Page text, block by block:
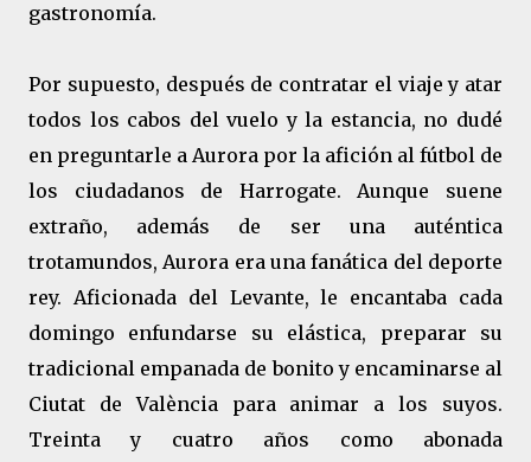
gastronomía.
Por supuesto, después de contratar el viaje y atar
todos los cabos del vuelo y la estancia, no dudé
en preguntarle a Aurora por la afición al fútbol de
los ciudadanos de Harrogate. Aunque suene
extraño, además de ser una auténtica
trotamundos, Aurora era una fanática del deporte
rey. Aficionada del Levante, le encantaba cada
domingo enfundarse su elástica, preparar su
tradicional empanada de bonito y encaminarse al
Ciutat de València para animar a los suyos.
Treinta y cuatro años como abonada